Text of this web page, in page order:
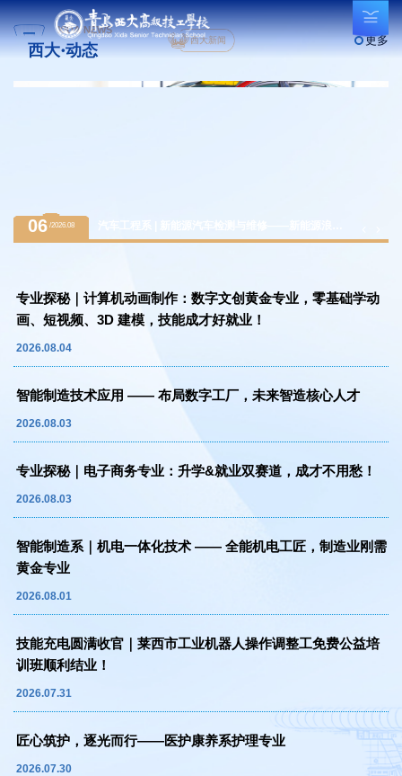
XIDA NEWS
西大·动态
西大新闻 更多
06 /2026.08
下的黄金赛道，万亿级汽车后市场紧缺人才
专业探秘｜计算机动画制作：数字文创黄金专业，零基础学动
画、短视频、3D 建模，技能成才好就业！
2026.08.04
智能制造技术应用 —— 布局数字工厂，未来智造核心人才
2026.08.03
专业探秘｜电子商务专业：升学&就业双赛道，成才不用愁！
2026.08.03
智能制造系｜机电一体化技术 —— 全能机电工匠，制造业刚需
黄金专业
2026.08.01
技能充电圆满收官｜莱西市工业机器人操作调整工免费公益培
训班顺利结业！
2026.07.31
匠心筑护，逐光而行——医护康养系护理专业
2026.07.30